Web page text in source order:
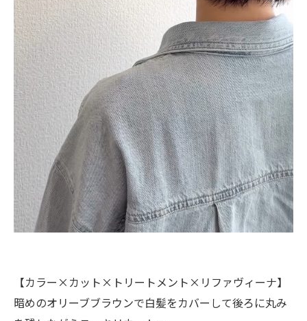
【カラー×カット×トリートメント×リファヴィーナ】
暗めのオリーブブラウンで白髪をカバーして後ろに丸み